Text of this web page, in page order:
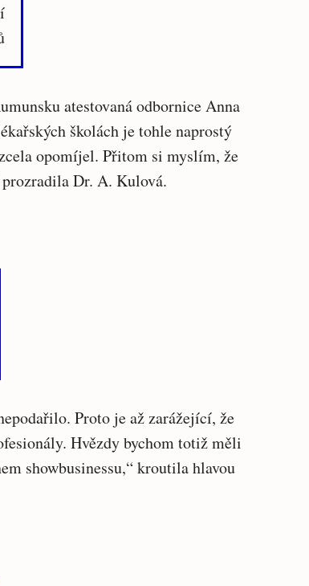
atestovaná odbornice Anna
školách je tohle naprostý
opomíjel. Přitom si myslím, že
Dr. A. Kulová.
Proto je až zarážející, že
Hvězdy bychom totiž měli
showbusinessu,“ kroutila hlavou